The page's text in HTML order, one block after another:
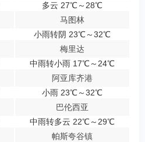
多云 27℃～28℃
马图林
小雨转阴 23℃～32℃
梅里达
中雨转小雨 17℃～24℃
阿亚库齐港
小雨 23℃～32℃
巴伦西亚
中雨转多云 22℃～29℃
帕斯夸谷镇